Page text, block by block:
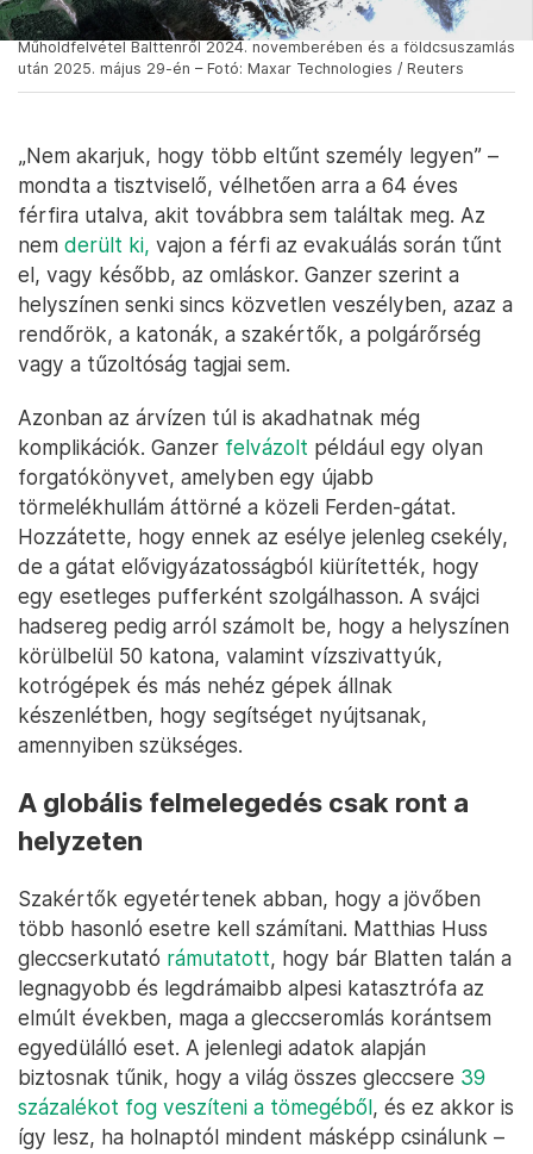
Műholdfelvétel Balttenről 2024. novemberében és a földcsuszamlás
után 2025. május 29-én – Fotó: Maxar Technologies / Reuters
„Nem akarjuk, hogy több eltűnt személy legyen” –
mondta a tisztviselő, vélhetően arra a 64 éves
férfira utalva, akit továbbra sem találtak meg. Az
nem derült ki, vajon a férfi az evakuálás során tűnt
el, vagy később, az omláskor. Ganzer szerint a
helyszínen senki sincs közvetlen veszélyben, azaz a
rendőrök, a katonák, a szakértők, a polgárőrség
vagy a tűzoltóság tagjai sem.
Azonban az árvízen túl is akadhatnak még
komplikációk. Ganzer felvázolt például egy olyan
forgatókönyvet, amelyben egy újabb
törmelékhullám áttörné a közeli Ferden-gátat.
Hozzátette, hogy ennek az esélye jelenleg csekély,
de a gátat elővigyázatosságból kiürítették, hogy
egy esetleges pufferként szolgálhasson. A svájci
hadsereg pedig arról számolt be, hogy a helyszínen
körülbelül 50 katona, valamint vízszivattyúk,
kotrógépek és más nehéz gépek állnak
készenlétben, hogy segítséget nyújtsanak,
amennyiben szükséges.
A globális felmelegedés csak ront a
helyzeten
Szakértők egyetértenek abban, hogy a jövőben
több hasonló esetre kell számítani. Matthias Huss
gleccserkutató rámutatott, hogy bár Blatten talán a
legnagyobb és legdrámaibb alpesi katasztrófa az
elmúlt években, maga a gleccseromlás korántsem
egyedülálló eset. A jelenlegi adatok alapján
biztosnak tűnik, hogy a világ összes gleccsere 39
százalékot fog veszíteni a tömegéből, és ez akkor is
így lesz, ha holnaptól mindent másképp csinálunk –